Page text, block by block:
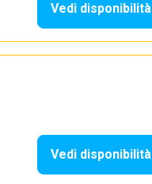
Vedi disponibilità
Vedi disponibilità